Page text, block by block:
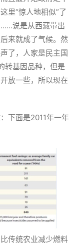
里“惊人地相似”了
说是从西藏带出
来就成了气候。然
了，人家是民主国
转基因品种，但是
放一些，所以现在
下面是2011年一年
传统农业减少燃料